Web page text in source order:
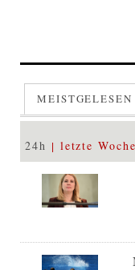
MEISTGELESEN
24h letzte Woche